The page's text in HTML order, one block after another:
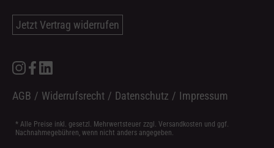
Jetzt Vertrag widerrufen
AGB / Widerrufsrecht / Datenschutz / Impressum
* Alle Preise inkl. gesetzl. Mehrwertsteuer zzgl. Versandkosten und ggf.
Nachnahmegebühren, wenn nicht anders angegeben.